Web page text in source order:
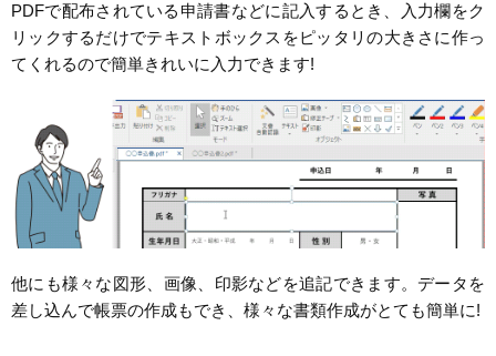
PDFで配布されている申請書などに記入するとき、入力欄をク
リックするだけでテキストボックスをピッタリの大きさに作っ
てくれるので簡単きれいに入力できます!
他にも様々な図形、画像、印影などを追記できます。データを
差し込んで帳票の作成もでき、様々な書類作成がとても簡単に!